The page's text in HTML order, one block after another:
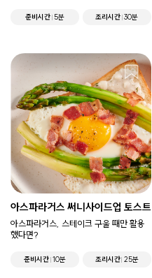
준비시간 5분 조리시간 30분
아스파라거스 써니사이드업 토스트
아스파라거스, 스테이크 구울 때만 활용
했다면?
준비시간 10분 조리시간 25분